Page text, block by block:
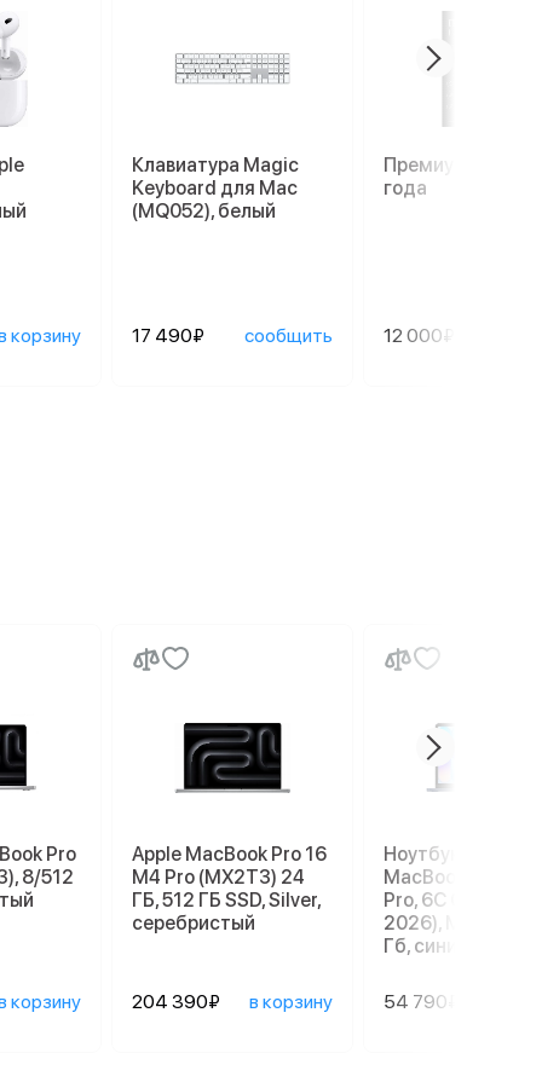
корзину
Клавиатура Magic
Keyboard для Mac
(MQ052), белый
17 490₽ сообщить
Премиум
года
12 000₽
Pro
8/512
корзину
Apple MacBook Pro 16
M4 Pro (MX2T3) 24
ГБ, 512 ГБ SSD, Silver,
серебристый
204 390₽ в корзину
Ноутбук Apple
MacBook Neo 13"
Pro, 6C СPU/5С
2026), MHFF4,
Гб, синий индиго
54 790₽